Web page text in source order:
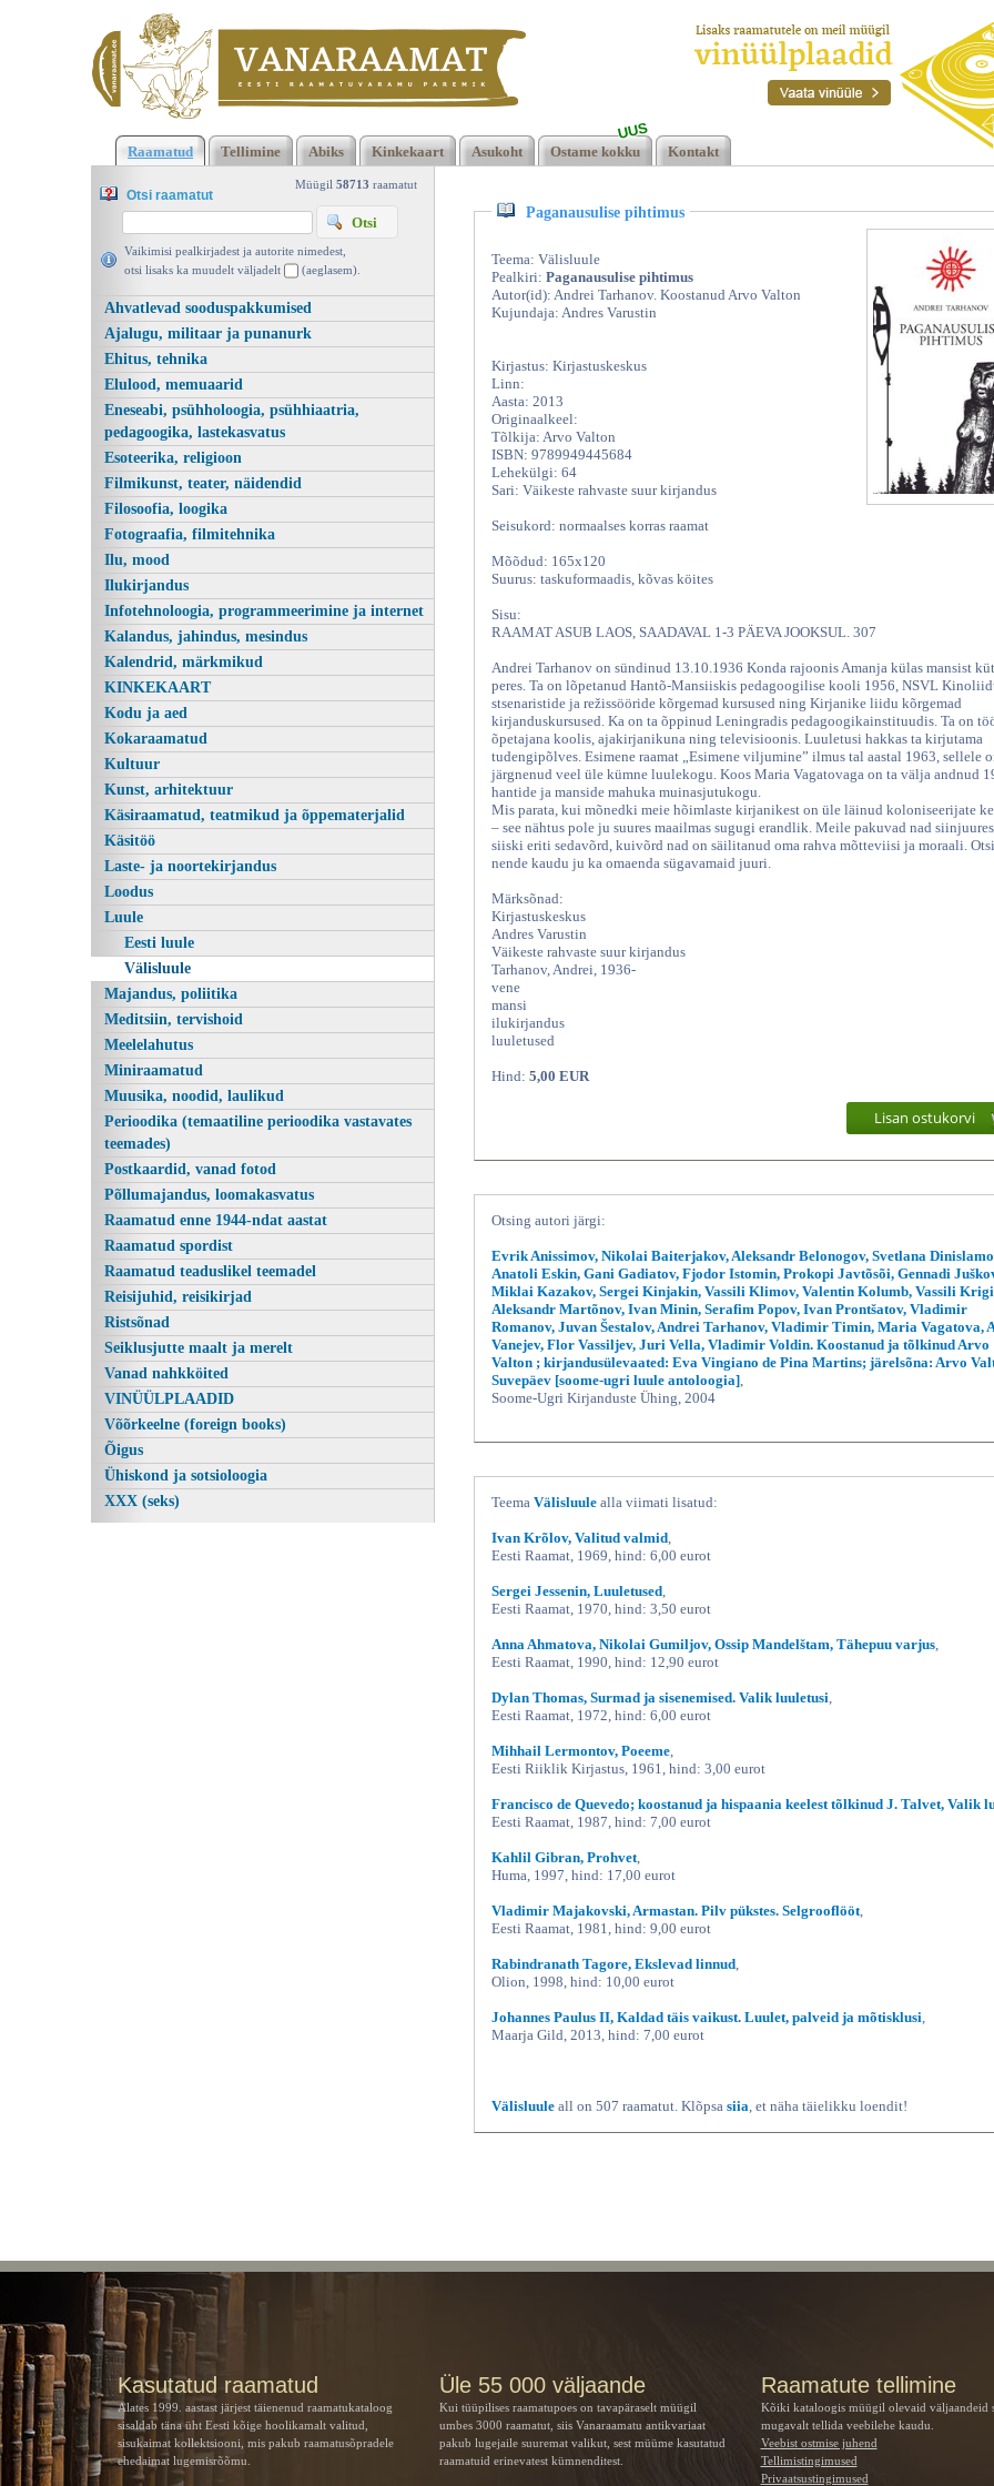
Paganausulise pihtimus, Kirjastuskeskus 2013
Klõpsa siia , et näha täielikku loendit!Paganausulise pihtimus,
Kirjastuskeskus 2013 | vanaraamat. ee
Raamatud Tellimine Abiks Kinkekaart Asukoht Ostame kokku
UUS
Kontakt
Müügil 58713 raamatut
Otsi raamatut
Vaikimisi pealkirjadest ja autorite nimedest,
otsi lisaks ka muudelt väljadelt
(aeglasem).
Ahvatlevad sooduspakkumised
Ajalugu, militaar ja punanurk
Ehitus, tehnika
Elulood, memuaarid
Eneseabi, psühholoogia, psühhiaatria,
pedagoogika, lastekasvatus
Esoteerika, religioon
Filmikunst, teater, näidendid
Filosoofia, loogika
Fotograafia, filmitehnika
Ilu, mood
Ilukirjandus
Infotehnoloogia, programmeerimine ja internet
Kalandus, jahindus, mesindus
Kalendrid, märkmikud
KINKEKAART
Kodu ja aed
Kokaraamatud
Kultuur
Kunst, arhitektuur
Käsiraamatud, teatmikud ja õppematerjalid
Käsitöö
Laste- ja noortekirjandus
Loodus
Luule
Eesti luule
Välisluule
Majandus, poliitika
Meditsiin, tervishoid
Meelelahutus
Miniraamatud
Muusika, noodid, laulikud
Perioodika (temaatiline perioodika vastavates
teemades)
Postkaardid, vanad fotod
Põllumajandus, loomakasvatus
Raamatud enne 1944-ndat aastat
Raamatud spordist
Raamatud teaduslikel teemadel
Reisijuhid, reisikirjad
Ristsõnad
Seiklusjutte maalt ja merelt
Vanad nahkköited
VINÜÜLPLAADID
Võõrkeelne (foreign books)
Õigus
Ühiskond ja sotsioloogia
XXX (seks)
Paganausulise pihtimus
Teema: Välisluule
Pealkiri: Paganausulise pihtimus
Autor(id): Andrei Tarhanov. Koostanud Arvo Valton
Kujundaja: Andres Varustin
Kirjastus: Kirjastuskeskus
Linn:
Aasta: 2013
Originaalkeel:
Tõlkija: Arvo Valton
ISBN: 9789949445684
Lehekülgi: 64
Sari: Väikeste rahvaste suur kirjandus
Seisukord: normaalses korras raamat
Mõõdud: 165x120
Suurus: taskuformaadis, kõvas köites
Sisu:
RAAMAT ASUB LAOS, SAADAVAL 1-3 PÄEVA JOOKSUL. 307
Andrei Tarhanov on sündinud 13.10.1936 Konda rajoonis Amanja külas mansist
peres. Ta on lõpetanud Hantõ-Mansiiskis pedagoogilise kooli 1956, NSVL
stsenaristide ja režissööride kõrgemad kursused ning Kirjanike liidu kõrgemad
kirjanduskursused. Ka on ta õppinud Leningradis pedagoogikainstituudis. Ta on
õpetajana koolis, ajakirjanikuna ning televisioonis. Luuletusi hakkas ta kirjutama
tudengipõlves. Esimene raamat „Esimene viljumine” ilmus tal aastal 1963, sellele
järgnenud veel üle kümne luulekogu. Koos Maria Vagatovaga on ta välja andnud
hantide ja manside mahuka muinasjutukogu.
Mis parata, kui mõnedki meie hõimlaste kirjanikest on üle läinud koloniseerijate
– see nähtus pole ju suures maailmas sugugi erandlik. Meile pakuvad nad
siiski eriti sedavõrd, kuivõrd nad on säilitanud oma rahva mõtteviisi ja moraali.
nende kaudu ju ka omaenda sügavamaid juuri.
Märksõnad:
Kirjastuskeskus
Andres Varustin
Väikeste rahvaste suur kirjandus
Tarhanov, Andrei, 1936-
vene
mansi
ilukirjandus
luuletused
Hind: 5,00 EUR
Lisan ostukorvi
Otsing autori järgi:
Evrik Anissimov, Nikolai Baiterjakov, Aleksandr Belonogov, Svetlana
Anatoli Eskin, Gani Gadiatov, Fjodor Istomin, Prokopi Javtõsõi, Gennadi
Miklai Kazakov, Sergei Kinjakin, Vassili Klimov, Valentin Kolumb, Vassili
Aleksandr Martõnov, Ivan Minin, Serafim Popov, Ivan Prontšatov, Vladimir
Romanov, Juvan Šestalov, Andrei Tarhanov, Vladimir Timin, Maria Vagatova,
Vanejev, Flor Vassiljev, Juri Vella, Vladimir Voldin. Koostanud ja tõlkinud Arvo
Valton ; kirjandusülevaated: Eva Vingiano de Pina Martins; järelsõna: Arvo
Suvepäev [soome-ugri luule antoloogia]
Soome-Ugri Kirjanduste Ühing, 2004
Teema Välisluule alla viimati lisatud:
Ivan Krõlov, Valitud valmid
Eesti Raamat, 1969, hind: 6,00 eurot
Sergei Jessenin, Luuletused
Eesti Raamat, 1970, hind: 3,50 eurot
Anna Ahmatova, Nikolai Gumiljov, Ossip Mandelštam, Tähepuu varjus
Eesti Raamat, 1990, hind: 12,90 eurot
Dylan Thomas, Surmad ja sisenemised. Valik luuletusi
Eesti Raamat, 1972, hind: 6,00 eurot
Mihhail Lermontov, Poeeme
Eesti Riiklik Kirjastus, 1961, hind: 3,00 eurot
Francisco de Quevedo; koostanud ja hispaania keelest tõlkinud J. Talvet, Valik
Eesti Raamat, 1987, hind: 7,00 eurot
Kahlil Gibran, Prohvet
Huma, 1997, hind: 17,00 eurot
Vladimir Majakovski, Armastan. Pilv pükstes. Selgrooflööt
Eesti Raamat, 1981, hind: 9,00 eurot
Rabindranath Tagore, Ekslevad linnud
Olion, 1998, hind: 10,00 eurot
Johannes Paulus II, Kaldad täis vaikust. Luulet, palveid ja mõtisklusi
Maarja Gild, 2013, hind: 7,00 eurot
Välisluule all on 507 raamatut. Klõpsa siia , et näha täielikku loendit!
Kasutatud raamatud
Alates 1999. aastast järjest täienenud raamatukataloog
sisaldab täna üht Eesti kõige hoolikamalt valitud,
sisukaimat kollektsiooni, mis pakub raamatusõpradele
ehedaimat lugemisrõõmu.
Üle 55 000 väljaande
Kui tüüpilises raamatupoes on tavapäraselt müügil
umbes 3000 raamatut, siis Vanaraamatu antikvariaat
pakub lugejaile suuremat valikut, sest müüme kasutatud
raamatuid erinevatest kümnenditest.
Raamatute tellimine
Kõiki kataloogis müügil olevaid väljaandeid
mugavalt tellida veebilehe kaudu.
Veebist ostmise juhend
Tellimistingimused
Privaatsustingimused